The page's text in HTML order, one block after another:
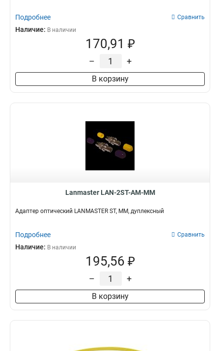
Подробнее Сравнить
Наличие: В наличии
170,91 ₽
– +
В корзину
Lanmaster LAN-2ST-AM-MM
Адаптер оптический LANMASTER ST, MM, дуплексный
Подробнее Сравнить
Наличие: В наличии
195,56 ₽
– +
В корзину